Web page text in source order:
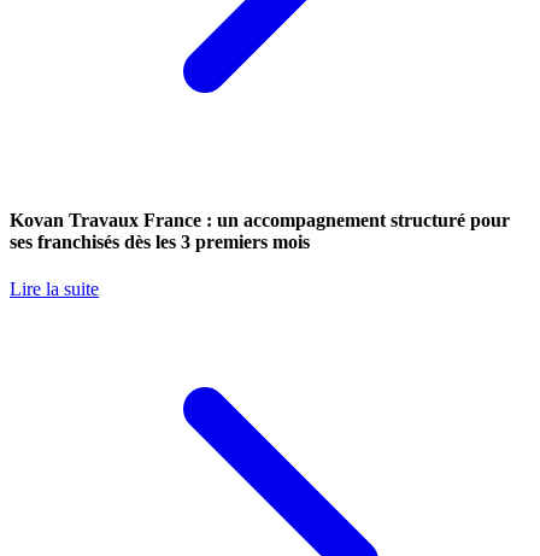
Kovan Travaux France : un accompagnement structuré pour
ses franchisés dès les 3 premiers mois
Lire la suite